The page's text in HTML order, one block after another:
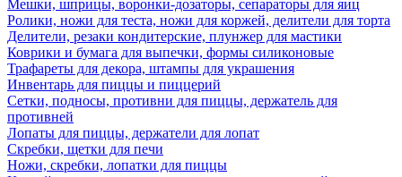
Мешки, шприцы, воронки-дозаторы, сепараторы для яиц
Ролики, ножи для теста, ножи для коржей, делители для торта
Делители, резаки кондитерские, плунжер для мастики
Коврики и бумага для выпечки, формы силиконовые
Трафареты для декора, штампы для украшения
Инвентарь для пиццы и пиццерий
Сетки, подносы, противни для пиццы, держатель для
противней
Лопаты для пиццы, держатели для лопат
Скребки, щетки для печи
Ножи, скребки, лопатки для пиццы